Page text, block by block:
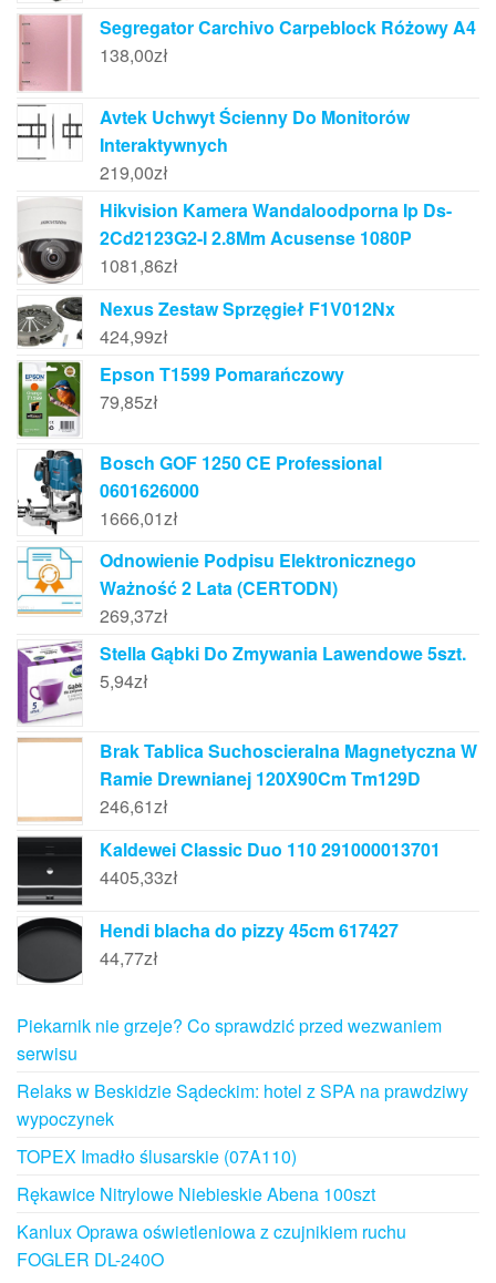
Segregator Carchivo Carpeblock Różowy A4
138,00zł
Avtek Uchwyt Ścienny Do Monitorów
Interaktywnych
219,00zł
Hikvision Kamera Wandaloodporna Ip Ds-
2Cd2123G2-I 2.8Mm Acusense 1080P
1081,86zł
Nexus Zestaw Sprzęgieł F1V012Nx
424,99zł
Epson T1599 Pomarańczowy
79,85zł
Bosch GOF 1250 CE Professional
0601626000
1666,01zł
Odnowienie Podpisu Elektronicznego
Ważność 2 Lata (CERTODN)
269,37zł
Stella Gąbki Do Zmywania Lawendowe 5szt.
5,94zł
Brak Tablica Suchoscieralna Magnetyczna W
Ramie Drewnianej 120X90Cm Tm129D
246,61zł
Kaldewei Classic Duo 110 291000013701
4405,33zł
Hendi blacha do pizzy 45cm 617427
44,77zł
Piekarnik nie grzeje? Co sprawdzić przed wezwaniem
serwisu
Relaks w Beskidzie Sądeckim: hotel z SPA na prawdziwy
wypoczynek
TOPEX Imadło ślusarskie (07A110)
Rękawice Nitrylowe Niebieskie Abena 100szt
Kanlux Oprawa oświetleniowa z czujnikiem ruchu
FOGLER DL-240O